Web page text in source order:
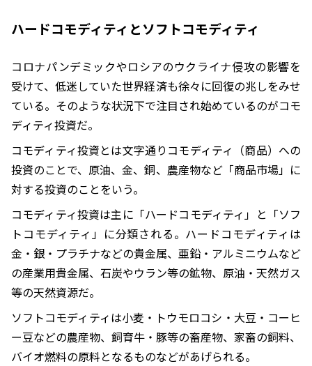
ハードコモディティとソフトコモディティ
コロナパンデミックやロシアのウクライナ侵攻の影響を
受けて、低迷していた世界経済も徐々に回復の兆しをみせ
ている。そのような状況下で注目され始めているのがコモ
ディティ投資だ。
コモディティ投資とは文字通りコモディティ（商品）への
投資のことで、原油、金、銅、農産物など「商品市場」に
対する投資のことをいう。
コモディティ投資は主に「ハードコモディティ」と「ソフ
トコモディティ」に分類される。ハードコモディティは
金・銀・プラチナなどの貴金属、亜鉛・アルミニウムなど
の産業用貴金属、石炭やウラン等の鉱物、原油・天然ガス
等の天然資源だ。
ソフトコモディティは小麦・トウモロコシ・大豆・コーヒ
ー豆などの農産物、飼育牛・豚等の畜産物、家畜の飼料、
バイオ燃料の原料となるものなどがあげられる。